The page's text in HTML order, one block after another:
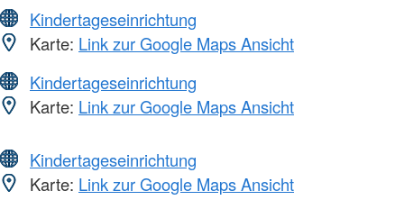
Kindertageseinrichtung
Karte: Link zur Google Maps Ansicht
Kindertageseinrichtung
Karte: Link zur Google Maps Ansicht
Kindertageseinrichtung
Karte: Link zur Google Maps Ansicht